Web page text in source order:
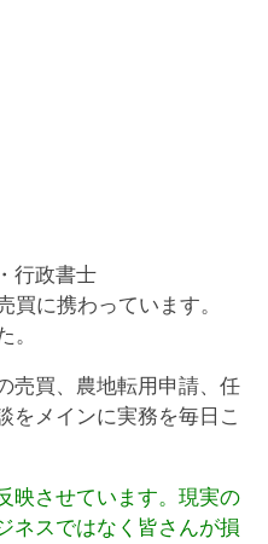
行政書士
買に携わっています。
。
売買、農地転用申請、任
をメインに実務を毎日こ
映させています。現実の
ネスではなく皆さんが損